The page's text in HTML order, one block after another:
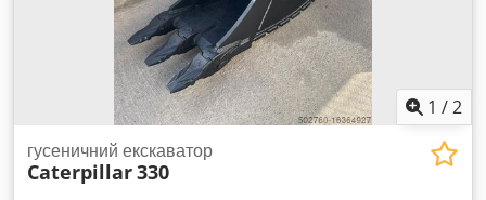
1 /2
гусеничний екскаватор
Caterpillar330